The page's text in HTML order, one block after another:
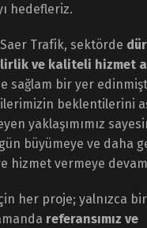
hedefleriz.
Trafik, sektörde
ve kaliteli hizmet
sağlam bir yer
beklentilerini
yaklaşımımız
büyümeye ve daha
hizmet vermeye
her proje; yalnızca
referansımız ve